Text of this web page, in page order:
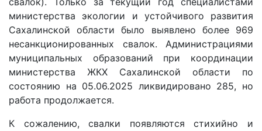
министерства экологии и устойчивого развития
Сахалинской области было выявлено более 969
несанкционированных свалок. Администрациями
муниципальных образований при координации
министерства ЖКХ Сахалинской области по
состоянию на 05.06.2025 ликвидировано 285, но
работа продолжается.
К сожалению, свалки появляются стихийно и